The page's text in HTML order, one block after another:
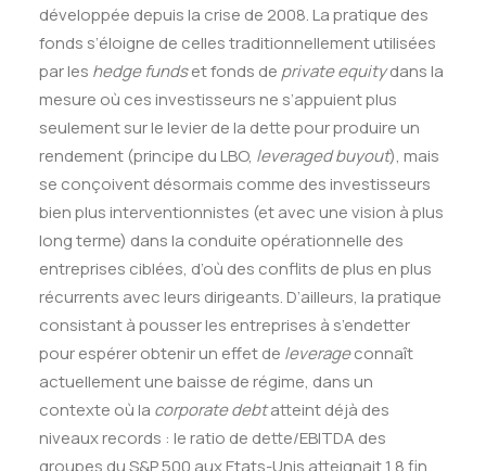
développée depuis la crise de 2008. La pratique des
fonds s’éloigne de celles traditionnellement utilisées
par les hedge fundset fonds de private equitydans la
mesure où ces investisseurs ne s’appuient plus
seulement sur le levier de la dette pour produire un
rendement (principe du LBO, leveraged buyout), mais
se conçoivent désormais comme des investisseurs
bien plus interventionnistes (et avec une vision à plus
long terme) dans la conduite opérationnelle des
entreprises ciblées, d’où des conflits de plus en plus
récurrents avec leurs dirigeants. D’ailleurs, la pratique
consistant à pousser les entreprises à s’endetter
pour espérer obtenir un effet de leverageconnaît
actuellement une baisse de régime, dans un
contexte où la corporate debtatteint déjà des
niveaux records : le ratio de dette/EBITDA des